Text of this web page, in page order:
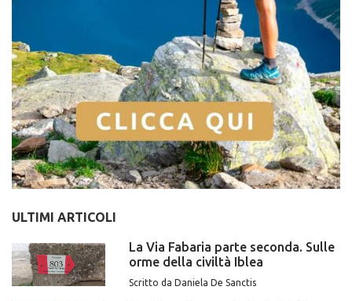
ULTIMI ARTICOLI
La Via Fabaria parte seconda. Sulle
orme della civiltà Iblea
Scritto da Daniela De Sanctis